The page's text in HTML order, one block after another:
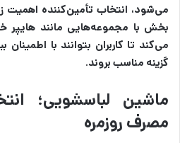
می‌شود، انتخاب تأمین‌کننده اهمیت
بخش با مجموعه‌هایی مانند هایپر
می‌کند تا کاربران بتوانند با
گزینه مناسب بروند.
ماشین لباسشویی؛
مصرف روزمره